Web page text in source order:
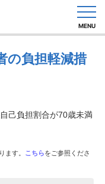
MENU
の負担軽減措
己負担割合が70歳未満
ます。 こちらをご参照くださ